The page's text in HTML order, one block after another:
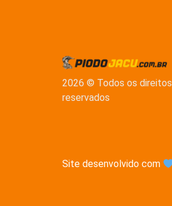
2026 © Todos os direitos
reservados
Site desenvolvido com